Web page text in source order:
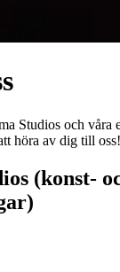
Studios och våra
höra av dig till oss!
(konst-